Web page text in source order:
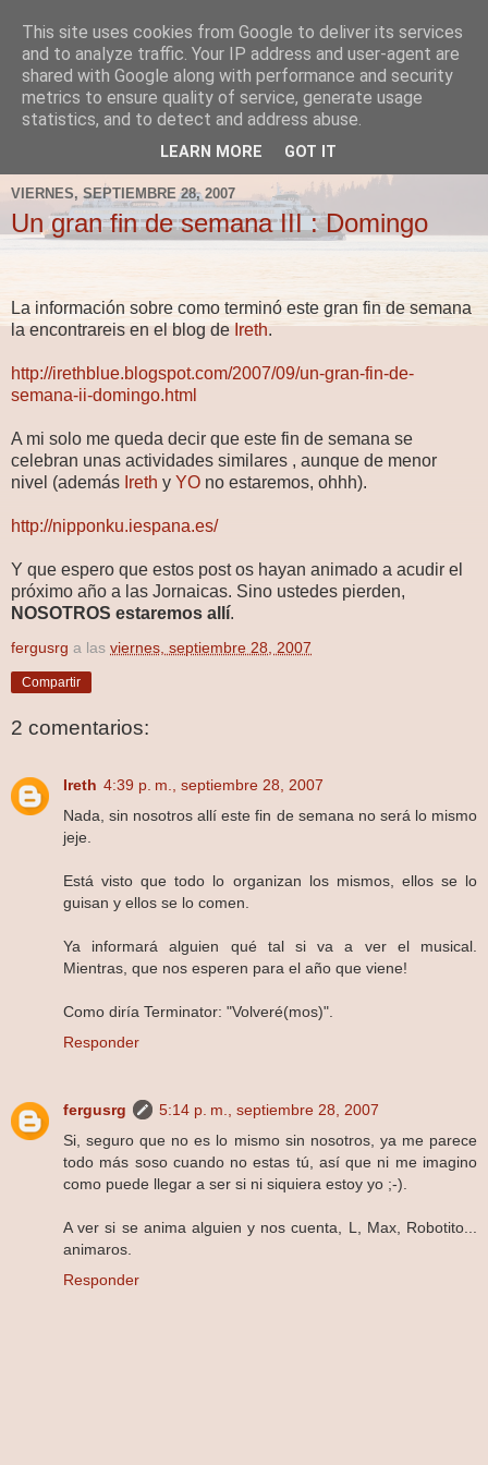
Fergus el Destructor
Blog sobre lo que le apetece escribir a Fergus, en el caso
de que le apetezca escribir.
VIERNES, SEPTIEMBRE 28, 2007
Un gran fin de semana III : Domingo
La información sobre como terminó este gran fin de semana
la encontrareis en el blog deIreth.
http://irethblue.blogspot.com/2007/09/un-gran-fin-de-
semana-ii-domingo.html
A mi solo me queda decir que este fin de semana se
celebran unas actividades similares , aunque de menor
nivel (además Ireth y YO no estaremos, ohhh).
http://nipponku.iespana.es/
Y que espero que estos post os hayan animado a acudir el
próximo año a las Jornaicas. Sino ustedes pierden,
NOSOTROS estaremos allí.
fergusrg a las viernes, septiembre 28, 2007
Compartir
2 comentarios:
Ireth 4:39 p. m., septiembre 28, 2007
Nada, sin nosotros allí este fin de semana no será lo mismo
jeje.
Está visto que todo lo organizan los mismos, ellos se lo
guisan y ellos se lo comen.
Ya informará alguien qué tal si va a ver el musical.
Mientras, que nos esperen para el año que viene!
Como diría Terminator: "Volveré(mos)".
Responder
fergusrg
5:14 p. m., septiembre 28, 2007
Si, seguro que no es lo mismo sin nosotros, ya me parece
todo más soso cuando no estas tú, así que ni me imagino
como puede llegar a ser si ni siquiera estoy yo ;-).
A ver si se anima alguien y nos cuenta, L, Max, Robotito...
animaros.
Responder
This site uses cookies from Google to deliver its services
and to analyze traffic. Your IP address and user-agent are
shared with Google along with performance and security
metrics to ensure quality of service, generate usage
statistics, and to detect and address abuse.
LEARN MORE GOT IT